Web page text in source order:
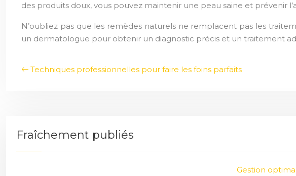
des produits doux, vous pouvez maintenir une peau saine et prévenir
N’oubliez pas que les remèdes naturels ne remplacent pas les
un dermatologue pour obtenir un diagnostic précis et un traitement
Techniques professionnelles pour faire les foins parfaits
Fraîchement publiés
Gestion